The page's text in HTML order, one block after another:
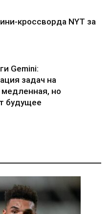
кроссворда NYT за
Gemini:
задач на
но
будущее